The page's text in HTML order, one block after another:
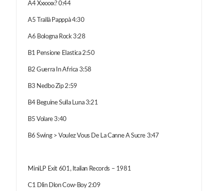
A4 Xxxxxx? 0:44
A5 Trallà Papppà 4:30
A6 Bologna Rock 3:28
B1 Pensione Elastica 2:50
B2 Guerra In Africa 3:58
B3 Nedbo Zip 2:59
B4 Beguine Sulla Luna 3:21
B5 Volare 3:40
B6 Swing > Voulez Vous De La Canne A Sucre 3:47
MiniLP Exit 601, Italian Records – 1981
C1 Dlin Dlon Cow-Boy 2:09